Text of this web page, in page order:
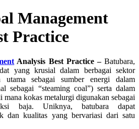
Management
Practice
Analysis Best Practice –Batubara,
yang krusial dalam berbagai sektor
sebagai sumber energi dalam
sebagai “steaming coal”) serta dalam
kokas metalurgi digunakan sebagai
baja. Uniknya, batubara dapat
dan kualitas yang bervariasi dari satu